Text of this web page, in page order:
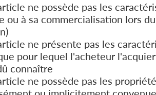
ne possède pas les
ou à sa commercialisation lors
ne présente pas les
pour lequel l'acheteur
connaître
ne possède pas les